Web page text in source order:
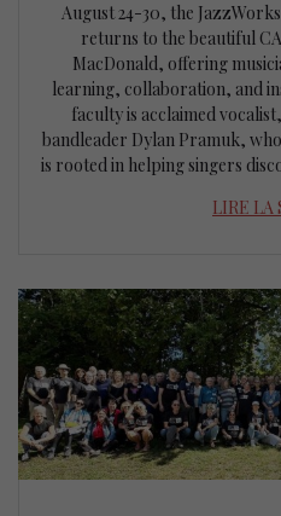
August 24-30, the
returns to the beautiful
MacDonald, offering
learning, collaboration, and
faculty is acclaimed
bandleader Dylan Pramuk,
is rooted in helping singers
LIRE LA